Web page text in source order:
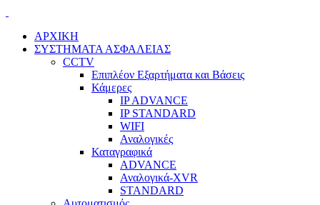
ΑΡΧΙΚΗ
ΣΥΣΤΗΜΑΤΑ ΑΣΦΑΛΕΙΑΣ
CCTV
Επιπλέον Εξαρτήματα και Βάσεις
Κάμερες
IP ADVANCE
IP STANDARD
WIFI
Αναλογικές
Καταγραφικά
ADVANCE
Αναλογικά-XVR
STANDARD